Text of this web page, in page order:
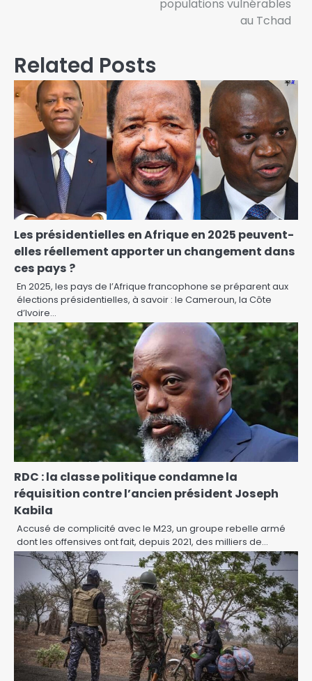
populations vulnérables
au Tchad
Related Posts
Les présidentielles en Afrique en 2025 peuvent-
elles réellement apporter un changement dans
ces pays ?
En 2025, les pays de l’Afrique francophone se préparent aux
élections présidentielles, à savoir : le Cameroun, la Côte
d’Ivoire…
RDC : la classe politique condamne la
réquisition contre l’ancien président Joseph
Kabila
Accusé de complicité avec le M23, un groupe rebelle armé
dont les offensives ont fait, depuis 2021, des milliers de…